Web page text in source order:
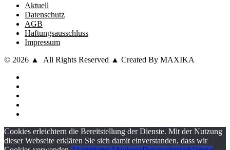
Aktuell
Datenschutz
AGB
Haftungsausschluss
Impressum
© 2026 ▲ All Rights Reserved ▲ Created By MAXIKA
Cookies erleichtern die Bereitstellung der Dienste. Mit der Nutzung
dieser Webseite erklären Sie sich damit einverstanden, dass wir